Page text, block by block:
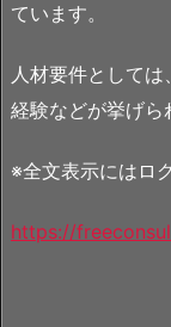
ています。
人材要件として
経験などが挙げら
※全文表示にはロ
https://